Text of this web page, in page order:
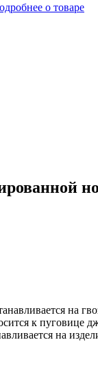
о товаре
на
к пуговице
на